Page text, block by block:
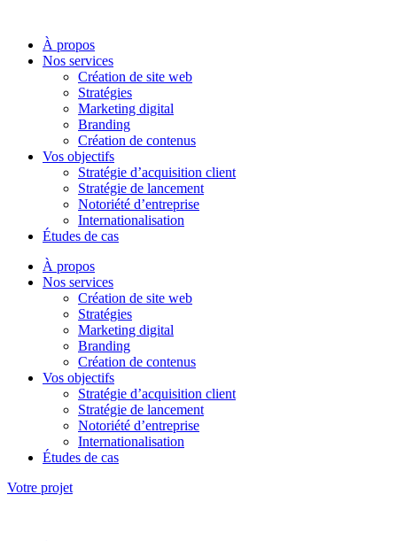
contenuÀ propos
Nos services
Création de site web
Stratégies
Marketing digital
Branding
Création de contenus
Vos objectifs
Stratégie d’acquisition client
Stratégie de lancement
Notoriété d’entreprise
Internationalisation
Études de cas
À propos
Nos services
Création de site web
Stratégies
Marketing digital
Branding
Création de contenus
Vos objectifs
Stratégie d’acquisition client
Stratégie de lancement
Notoriété d’entreprise
Internationalisation
Études de cas
Votre projet